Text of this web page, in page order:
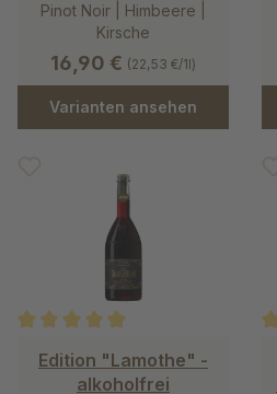
Pinot Noir | Himbeere |
Kirsche
16,90 € (22,53 €/1l)
Varianten ansehen
Edition "Lamothe" -
alkoholfrei